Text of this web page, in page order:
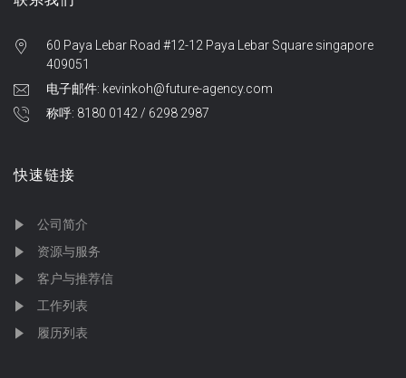
60 Paya Lebar Road #12-12 Paya Lebar Square singapore
409051
电子邮件: kevinkoh@future-agency.com
称呼: 8180 0142 / 6298 2987
快速链接
公司简介
资源与服务
客户与推荐信
工作列表
履历列表